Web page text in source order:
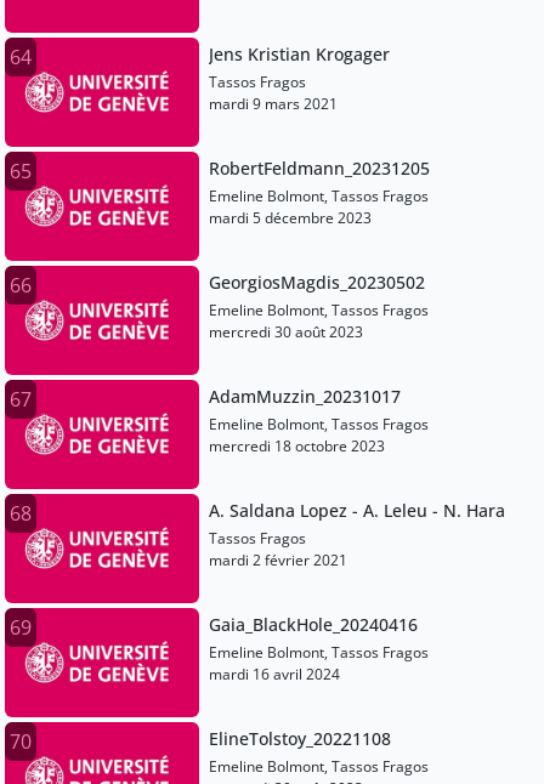
64 Jens Kristian Krogager
Tassos Fragos
mardi 9 mars 2021
65 RobertFeldmann_20231205
Emeline Bolmont, Tassos Fragos
mardi 5 décembre 2023
66 GeorgiosMagdis_20230502
Emeline Bolmont, Tassos Fragos
mercredi 30 août 2023
67 AdamMuzzin_20231017
Emeline Bolmont, Tassos Fragos
mercredi 18 octobre 2023
68 A. Saldana Lopez - A. Leleu - N. Hara
Tassos Fragos
mardi 2 février 2021
69 Gaia_BlackHole_20240416
Emeline Bolmont, Tassos Fragos
mardi 16 avril 2024
70 ElineTolstoy_20221108
Emeline Bolmont, Tassos Fragos